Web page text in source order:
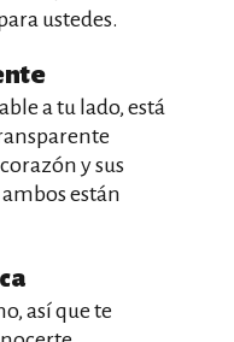
ustedes.
a tu lado, está
y sus
están
así que te